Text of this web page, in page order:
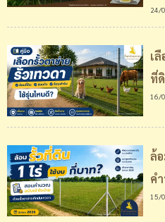
24/
เ
ที่
16/
ล้
ค
15/